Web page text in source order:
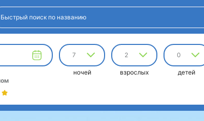
7
ночей
2
взрослых
0
детей